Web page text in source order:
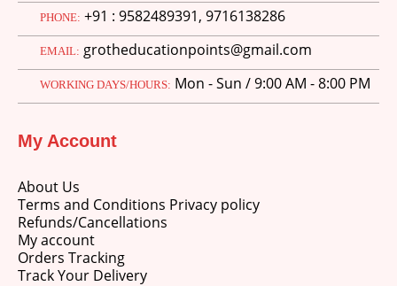
PHONE: +91 : 9582489391, 9716138286
EMAIL: grotheducationpoints@gmail.com
WORKING DAYS/HOURS: Mon - Sun / 9:00 AM - 8:00 PM
My Account
About Us
Terms and Conditions Privacy policy
Refunds/Cancellations
My account
Orders Tracking
Track Your Delivery